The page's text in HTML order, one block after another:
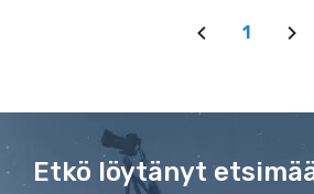
1
Etkö löytänyt